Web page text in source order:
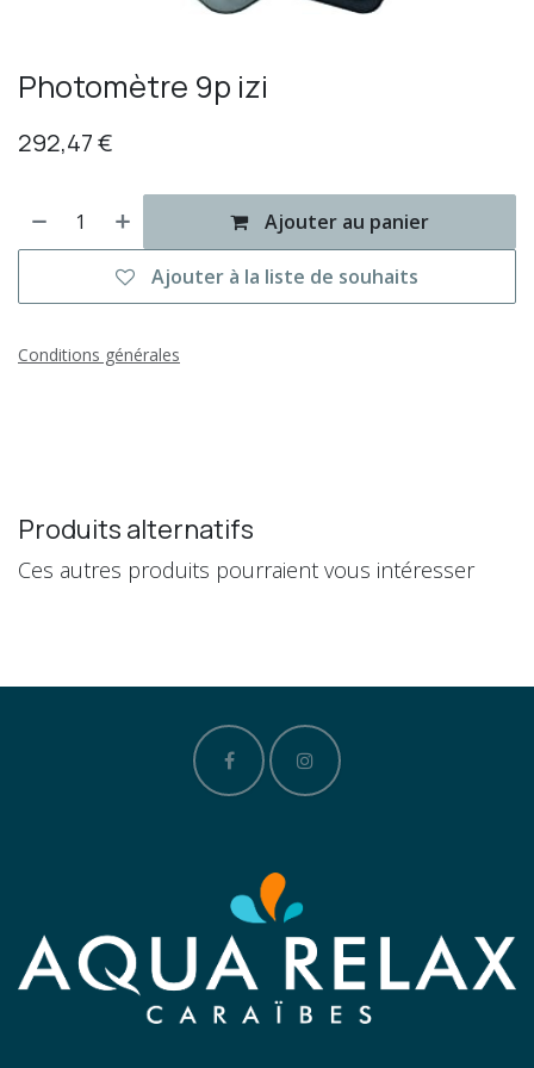
Photomètre 9p izi
292,47€
Ajouter au panier
Ajouter à la liste de souhaits
Conditions générales
Produits alternatifs
Ces autres produits pourraient vous intéresser